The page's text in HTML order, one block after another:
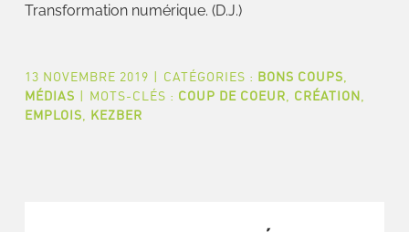
Transformation numérique. (D.J.)
13 NOVEMBRE 2019 | CATÉGORIES : BONS COUPS
MÉDIAS | MOTS-CLÉS : COUP DE COEUR CRÉATION
EMPLOIS
KEZBER